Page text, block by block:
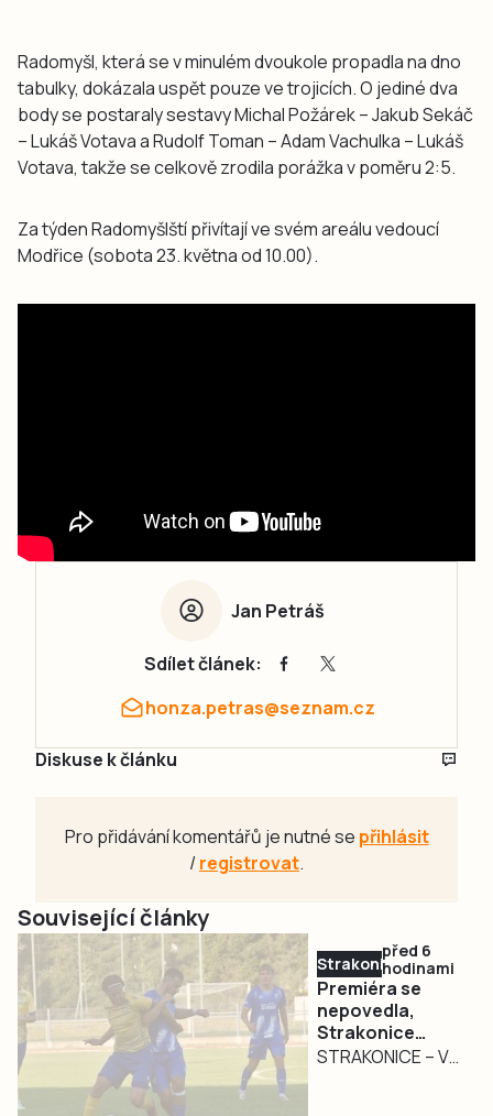
Radomyšl, která se v minulém dvoukole propadla na dno
tabulky, dokázala uspět pouze ve trojicích. O jediné dva
body se postaraly sestavy Michal Požárek – Jakub Sekáč
– Lukáš Votava a Rudolf Toman – Adam Vachulka – Lukáš
Votava, takže se celkově zrodila porážka v poměru 2:5.
Za týden Radomyšlští přivítají ve svém areálu vedoucí
Modřice (sobota 23. května od 10.00).
Jan Petráš
Sdílet článek:
honza.petras@seznam.cz
Diskuse k článku
Pro přidávání komentářů je nutné se přihlásit
/registrovat.
Související články
Strakonicko
před 6
hodinami
Premiéra se
nepovedla,
Strakonice
podlehly
STRAKONICE – V